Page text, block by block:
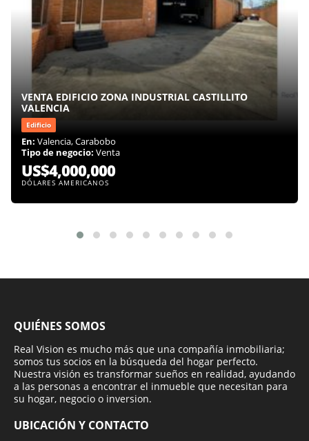
VENTA EDIFICIO ZONA INDUSTRIAL CASTILLITO
VALENCIA
Edificio
En: Valencia, Carabobo
Tipo de negocio: Venta
US$4,000,000
DÓLARES AMERICANOS
QUIÉNES SOMOS
Real Vision es mucho más que una compañía inmobiliaria;
somos tus socios en la búsqueda del hogar perfecto.
Nuestra visión es transformar sueños en realidad, ayudando
a las personas a encontrar el inmueble que necesitan para
su hogar, negocio o inversion.
UBICACIÓN Y CONTACTO